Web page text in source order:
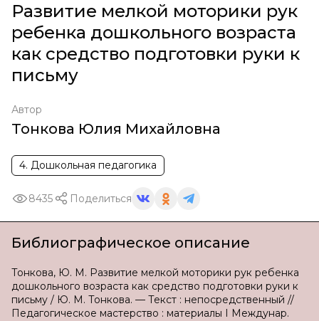
Развитие мелкой моторики рук
ребенка дошкольного возраста
как средство подготовки руки к
письму
Автор
Тонкова Юлия Михайловна
4. Дошкольная педагогика
8435 Поделиться
Библиографическое описание
Тонкова, Ю. М. Развитие мелкой моторики рук ребенка
дошкольного возраста как средство подготовки руки к
письму / Ю. М. Тонкова. — Текст : непосредственный //
Педагогическое мастерство : материалы I Междунар.